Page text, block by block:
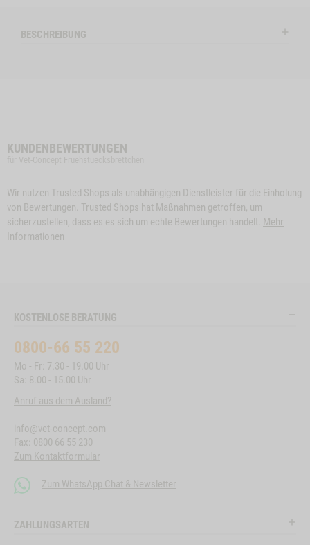
BESCHREIBUNG
KUNDENBEWERTUNGEN
Wir nutzen Trusted Shops als unabhängigen Dienstleister für die Einholung
von Bewertungen. Trusted Shops hat Maßnahmen getroffen, um
sicherzustellen, dass es es sich um echte Bewertungen handelt. Mehr
Informationen
KOSTENLOSE BERATUNG
0800-66 55 220
Mo - Fr: 7.30 - 19.00 Uhr
Sa: 8.00 - 15.00 Uhr
Anruf aus dem Ausland?
info@vet-concept.com
Fax: 0800 66 55 230
Zum Kontaktformular
Zum WhatsApp Chat & Newsletter
ZAHLUNGSARTEN